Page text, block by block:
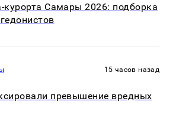
курорта Самары 2026: подборка
15 часов назад
превышение вредных